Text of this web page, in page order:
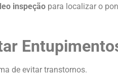
inspeção para localizar o
de evitar transtornos.